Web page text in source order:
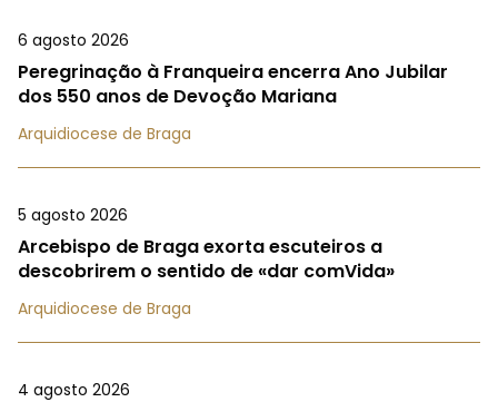
6 agosto 2026
Peregrinação à Franqueira encerra Ano Jubilar
dos 550 anos de Devoção Mariana
Arquidiocese de Braga
5 agosto 2026
Arcebispo de Braga exorta escuteiros a
descobrirem o sentido de «dar comVida»
Arquidiocese de Braga
4 agosto 2026